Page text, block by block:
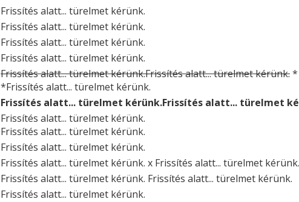
Frissítés alatt... türelmet kérünk.
Frissítés alatt... türelmet kérünk.
Frissítés alatt... türelmet kérünk.
Frissítés alatt... türelmet kérünk.
Frissítés alatt... türelmet kérünk.Frissítés alatt... türelmet kérünk.*
*Frissítés alatt... türelmet kérünk.
Frissítés alatt... türelmet kérünk.Frissítés alatt... türelmet
Frissítés alatt... türelmet kérünk.
Frissítés alatt... türelmet kérünk.
Frissítés alatt... türelmet kérünk.
Frissítés alatt... türelmet kérünk. x Frissítés alatt... türelmet kérünk.
Frissítés alatt... türelmet kérünk. Frissítés alatt... türelmet kérünk.
Frissítés alatt... türelmet kérünk.